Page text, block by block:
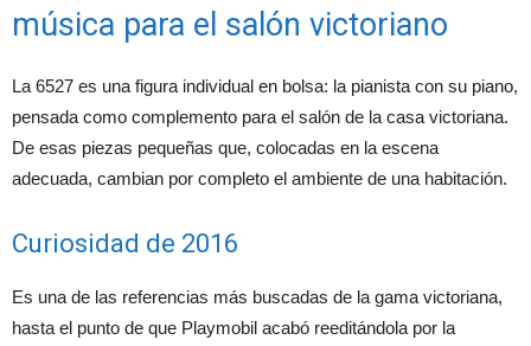
música para el salón victoriano
La 6527 es una figura individual en bolsa: la pianista con su piano,
pensada como complemento para el salón de la casa victoriana.
De esas piezas pequeñas que, colocadas en la escena
adecuada, cambian por completo el ambiente de una habitación.
Curiosidad de 2016
Es una de las referencias más buscadas de la gama victoriana,
hasta el punto de que Playmobil acabó reeditándola por la